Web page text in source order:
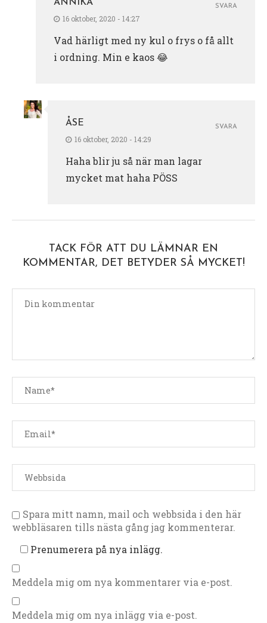
ANNIKA
16 oktober, 2020 - 14:27
Vad härligt med ny kul o frys o få allt
i ordning. Min e kaos 😂
SVARA
ÅSE
16 oktober, 2020 - 14:29
Haha blir ju så när man lagar
mycket mat haha PÖSS
SVARA
TACK FÖR ATT DU LÄMNAR EN
KOMMENTAR, DET BETYDER SÅ MYCKET!
Spara mitt namn, mail och webbsida i den här
webbläsaren tills nästa gång jag kommenterar.
Prenumerera på nya inlägg.
Meddela mig om nya kommentarer via e-post.
Meddela mig om nya inlägg via e-post.